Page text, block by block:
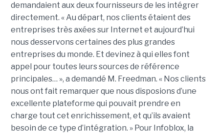
demandaient aux deux fournisseurs de les intégrer
directement. « Au départ, nos clients étaient des
entreprises très axées sur Internet et aujourd’hui
nous desservons certaines des plus grandes
entreprises du monde. Et devinez à qui elles font
appel pour toutes leurs sources de référence
principales… », a demandé M. Freedman. « Nos clients
nous ont fait remarquer que nous disposions d’une
excellente plateforme qui pouvait prendre en
charge tout cet enrichissement, et qu’ils avaient
besoin de ce type d’intégration. » Pour Infoblox, la